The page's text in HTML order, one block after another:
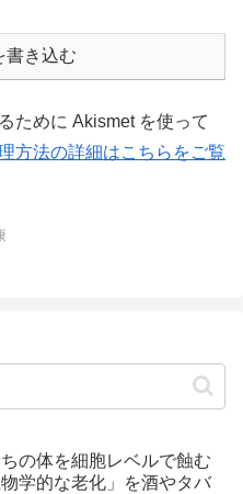
書き込む
ために Akismet を使って
方法の詳細はこちらをご覧
の体を細胞レベルで蝕む
学的な老化」を酒やタバ